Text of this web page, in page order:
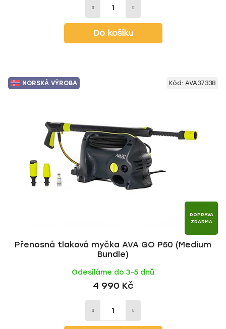
Do košíku
NORSKÁ VÝROBA
DOPRAVA
ZDARMA
Přenosná tlaková myčka AVA GO P50 (Medium
Bundle)
Odesíláme do 3-5 dnů
4 990 Kč
Kód: AVA37338